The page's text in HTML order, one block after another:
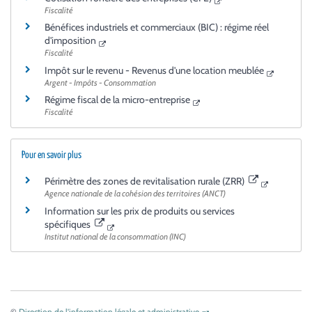
Fiscalité
Bénéfices industriels et commerciaux (BIC) : régime réel
d'imposition
Fiscalité
Impôt sur le revenu - Revenus d'une location meublée
Argent - Impôts - Consommation
Régime fiscal de la micro-entreprise
Fiscalité
Pour en savoir plus
Périmètre des zones de revitalisation rurale (ZRR)
Agence nationale de la cohésion des territoires (ANCT)
Information sur les prix de produits ou services
spécifiques
Institut national de la consommation (INC)